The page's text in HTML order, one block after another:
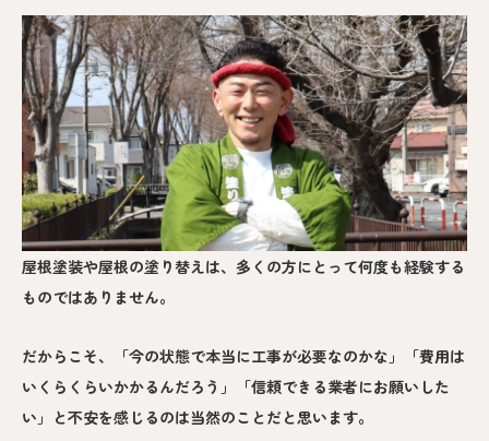
屋根塗装や屋根の塗り替えは、多くの方にとって何度も経験する
ものではありません。
だからこそ、「今の状態で本当に工事が必要なのかな」「費用は
いくらくらいかかるんだろう」「信頼できる業者にお願いした
い」と不安を感じるのは当然のことだと思います。